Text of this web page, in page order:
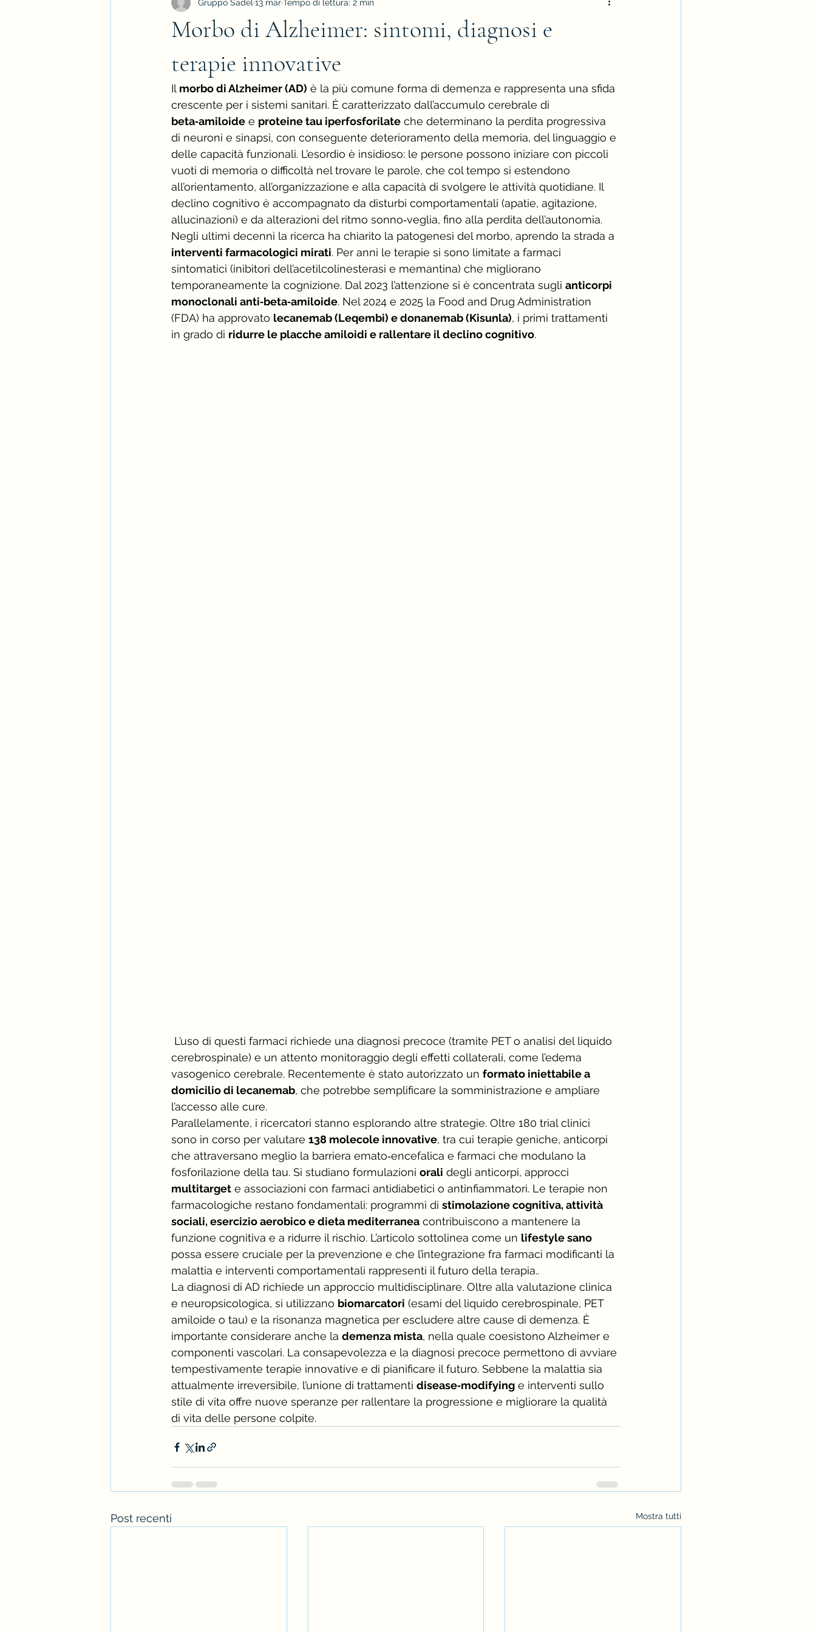
Morbo di Alzheimer: sintomi, diagnosi e
terapie innovative
Gruppo Sadel 13 marTempo di lettura: 2 min
Il morbo di Alzheimer (AD) è la più comune forma di demenza e rappresenta una sfida
crescente per i sistemi sanitari. È caratterizzato dall’accumulo cerebrale di
beta‑amiloide e proteine tau iperfosforilate che determinano la perdita progressiva
di neuroni e sinapsi, con conseguente deterioramento della memoria, del linguaggio e
delle capacità funzionali. L’esordio è insidioso: le persone possono iniziare con piccoli
vuoti di memoria o difficoltà nel trovare le parole, che col tempo si estendono
all’orientamento, all’organizzazione e alla capacità di svolgere le attività quotidiane. Il
declino cognitivo è accompagnato da disturbi comportamentali (apatie, agitazione,
allucinazioni) e da alterazioni del ritmo sonno‑veglia, fino alla perdita dell’autonomia.
Negli ultimi decenni la ricerca ha chiarito la patogenesi del morbo, aprendo la strada a
interventi farmacologici mirati. Per anni le terapie si sono limitate a farmaci
sintomatici (inibitori dell’acetilcolinesterasi e memantina) che migliorano
temporaneamente la cognizione. Dal 2023 l’attenzione si è concentrata sugli anticorpi
monoclonali anti‑beta‑amiloide. Nel 2024 e 2025 la Food and Drug Administration
(FDA) ha approvato lecanemab (Leqembi) e donanemab (Kisunla), i primi trattamenti
in grado di ridurre le placche amiloidi e rallentare il declino cognitivo.
cerebrospinale) e un attento monitoraggio degli effetti collaterali, come l’edema
vasogenico cerebrale. Recentemente è stato autorizzato un formato iniettabile a
domicilio di lecanemab, che potrebbe semplificare la somministrazione e ampliare
l’accesso alle cure.
Parallelamente, i ricercatori stanno esplorando altre strategie. Oltre 180 trial clinici
sono in corso per valutare 138 molecole innovative, tra cui terapie geniche, anticorpi
che attraversano meglio la barriera emato‑encefalica e farmaci che modulano la
fosforilazione della tau. Si studiano formulazioni orali degli anticorpi, approcci
multitarget e associazioni con farmaci antidiabetici o antinfiammatori. Le terapie non
farmacologiche restano fondamentali: programmi di stimolazione cognitiva, attività
sociali, esercizio aerobico e dieta mediterranea contribuiscono a mantenere la
funzione cognitiva e a ridurre il rischio. L’articolo sottolinea come un lifestyle sano
possa essere cruciale per la prevenzione e che l’integrazione fra farmaci modificanti la
malattia e interventi comportamentali rappresenti il futuro della terapia..
La diagnosi di AD richiede un approccio multidisciplinare. Oltre alla valutazione clinica
e neuropsicologica, si utilizzano biomarcatori (esami del liquido cerebrospinale, PET
amiloide o tau) e la risonanza magnetica per escludere altre cause di demenza. È
importante considerare anche la demenza mista, nella quale coesistono Alzheimer e
componenti vascolari. La consapevolezza e la diagnosi precoce permettono di avviare
tempestivamente terapie innovative e di pianificare il futuro. Sebbene la malattia sia
attualmente irreversibile, l’unione di trattamenti disease‑modifying e interventi sullo
stile di vita offre nuove speranze per rallentare la progressione e migliorare la qualità
di vita delle persone colpite.
Post recenti Mostra tutti